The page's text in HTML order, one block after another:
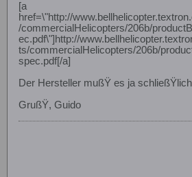
[a
href=\"http://
/commercialHelicopters/206b/
ec.pdf\"]http://
ts/commercialHelicopters/206b/
spec.pdf[/a]
Der Hersteller mußŸ es ja
GrußŸ, Guido